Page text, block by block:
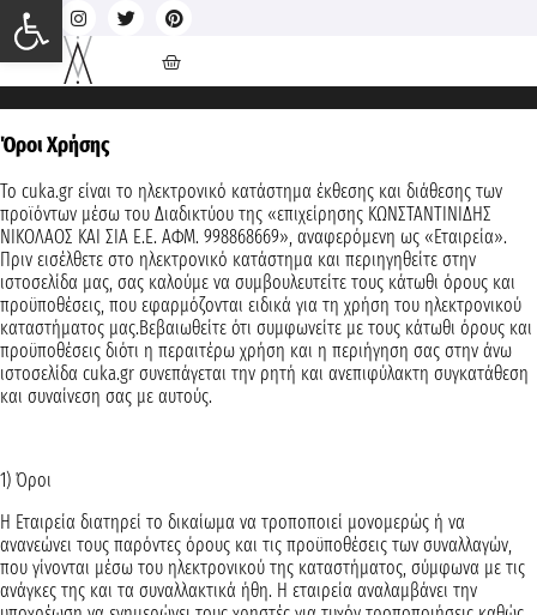
Όροι Χρήσης
Το cuka.gr είναι το ηλεκτρονικό κατάστημα έκθεσης και διάθεσης των
προϊόντων μέσω του Διαδικτύου της «επιχείρησης ΚΩΝΣΤΑΝΤΙΝΙΔΗΣ
ΝΙΚΟΛΑΟΣ ΚΑΙ ΣΙΑ Ε.Ε. ΑΦΜ. 998868669», αναφερόμενη ως «Εταιρεία».
Πριν εισέλθετε στο ηλεκτρονικό κατάστημα και περιηγηθείτε στην
ιστοσελίδα μας, σας καλούμε να συμβουλευτείτε τους κάτωθι όρους και
προϋποθέσεις, που εφαρμόζονται ειδικά για τη χρήση του ηλεκτρονικού
καταστήματος μας.Βεβαιωθείτε ότι συμφωνείτε με τους κάτωθι όρους και
προϋποθέσεις διότι η περαιτέρω χρήση και η περιήγηση σας στην άνω
ιστοσελίδα cuka.gr συνεπάγεται την ρητή και ανεπιφύλακτη συγκατάθεση
και συναίνεση σας με αυτούς.
1) Όροι
Η Εταιρεία διατηρεί το δικαίωμα να τροποποιεί μονομερώς ή να
ανανεώνει τους παρόντες όρους και τις προϋποθέσεις των συναλλαγών,
που γίνονται μέσω του ηλεκτρονικού της καταστήματος, σύμφωνα με τις
ανάγκες της και τα συναλλακτικά ήθη. Η εταιρεία αναλαμβάνει την
Ανοίξτε τη γραμμή εργαλείων